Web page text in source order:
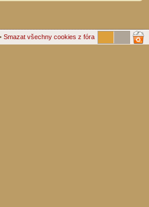
Smazat všechny cookies z fóra